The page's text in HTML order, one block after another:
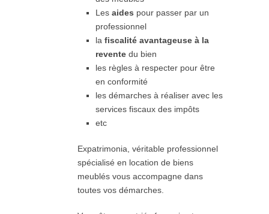
Les aides pour passer par un
professionnel
la fiscalité avantageuse à la
revente du bien
les règles à respecter pour être
en conformité
les démarches à réaliser avec les
services fiscaux des impôts
etc
Expatrimonia, véritable professionnel
spécialisé en location de biens
meublés vous accompagne dans
toutes vos démarches.